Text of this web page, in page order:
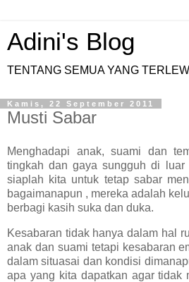
Adini's Blog
TENTANG SEMUA YANG
Kamis, 22 September 2011
Musti Sabar
Menghadapi anak, suami dan
tingkah dan gaya sungguh di
siaplah kita untuk tetap sabar
bagaimanapun , mereka adalah
berbagi kasih suka dan duka.
Kesabaran tidak hanya dalam hal
anak dan suami tetapi kesabaran
dalam situasai dan kondisi
apa yang kita dapatkan agar tidak